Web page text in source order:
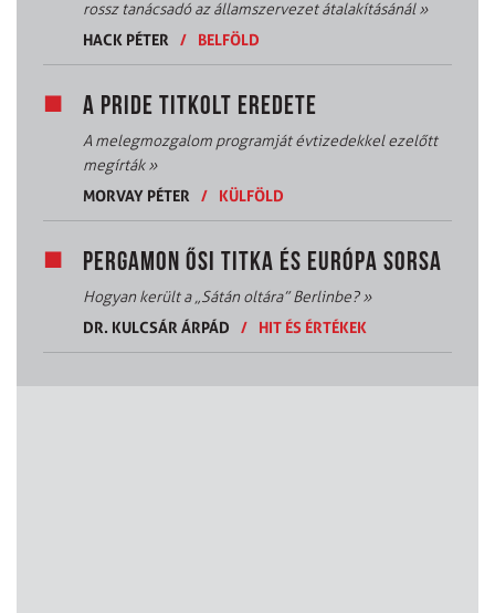
rossz tanácsadó az államszervezet átalakításánál»
HACK PÉTER
/ BELFÖLD
A PRIDE TITKOLT EREDETE
A melegmozgalom programját évtizedekkel ezelőtt
megírták»
MORVAY PÉTER
/ KÜLFÖLD
PERGAMON ŐSI TITKA ÉS EURÓPA SORSA
Hogyan került a „Sátán oltára” Berlinbe?»
DR. KULCSÁR ÁRPÁD
/ HIT ÉS ÉRTÉKEK